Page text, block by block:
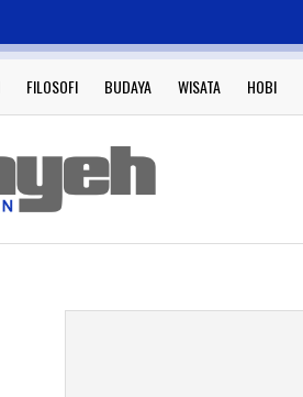
FILOSOFI BUDAYA WISATA HOBI